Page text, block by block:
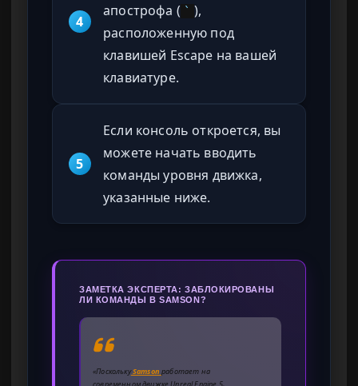
4
апострофа ( ` ),
расположенную под
клавишей Escape на вашей
клавиатуре.
5
Если консоль откроется, вы
можете начать вводить
команды уровня движка,
указанные ниже.
ЗАМЕТКА ЭКСПЕРТА: ЗАБЛОКИРОВАНЫ
ЛИ КОМАНДЫ В SAMSON?
«ПосколькуSamsonработает на
современном движке Unreal Engine 5,